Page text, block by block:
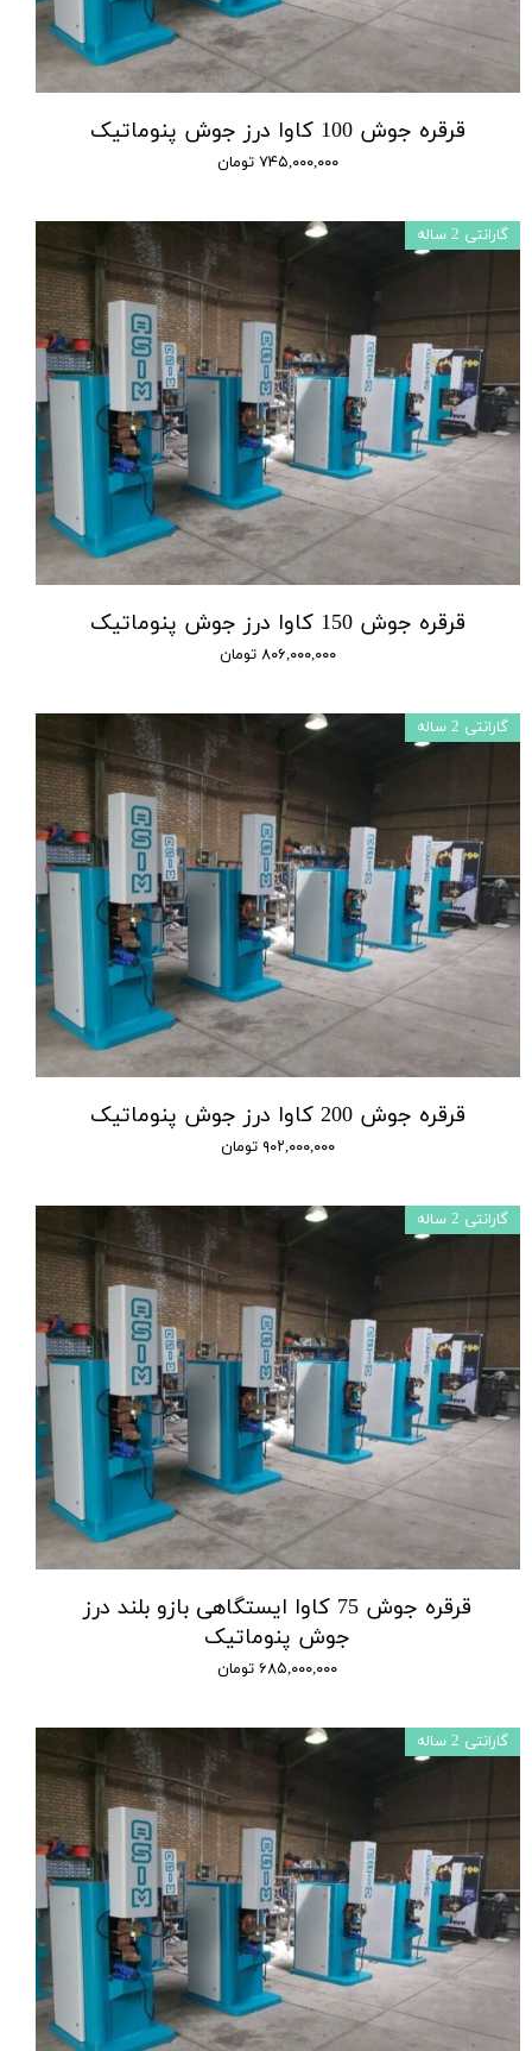
قرقره جوش 100 کاوا درز جوش پنوماتیک
۷۴۵,۰۰۰,۰۰۰ تومان
قرقره جوش 150 کاوا درز جوش پنوماتیک
۸۰۶,۰۰۰,۰۰۰ تومان
گارانتی 2 ساله
قرقره جوش 200 کاوا درز جوش پنوماتیک
۹۰۲,۰۰۰,۰۰۰ تومان
گارانتی 2 ساله
قرقره جوش 75 کاوا ایستگاهی بازو بلند درز
جوش پنوماتیک
۶۸۵,۰۰۰,۰۰۰ تومان
گارانتی 2 ساله
گارانتی 2 ساله